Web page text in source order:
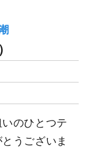
のひとつテ
うございま